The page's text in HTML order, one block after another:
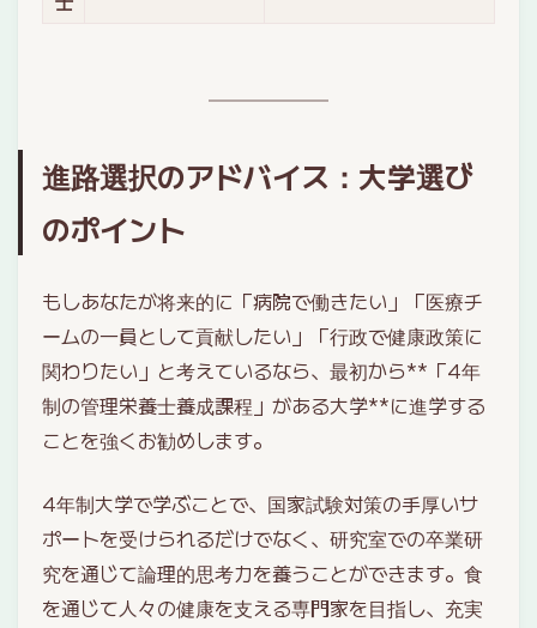
進路選択のアドバイス：大学選び
のポイント
もしあなたが将来的に「病院で働きたい」「医療チ
ームの一員として貢献したい」「行政で健康政策に
関わりたい」と考えているなら、最初から**「4年
制の管理栄養士養成課程」がある大学**に進学する
ことを強くお勧めします。
4年制大学で学ぶことで、国家試験対策の手厚いサ
ポートを受けられるだけでなく、研究室での卒業研
究を通じて論理的思考力を養うことができます。食
を通じて人々の健康を支える専門家を目指し、充実